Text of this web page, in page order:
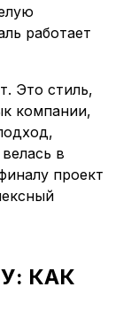
работает
Это стиль,
компании,
в
проект
КАК